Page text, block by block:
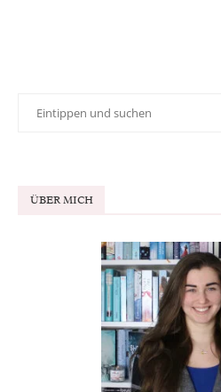
ÜBER MICH